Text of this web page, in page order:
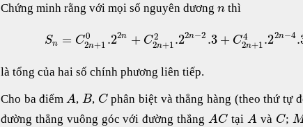
Chứng minh rằng với mọi số nguyên dương n thì
Sn = C0
2n+1 .22n + C2
2n+1.22n−2 .3 + C4
2n+1.22n−4
là tổng của hai số chính phương liên tiếp.
Cho ba điểm A, B, Cphân biệt và thẳng hàng (theo thứ tự
đường thẳng vuông góc với đường thẳngAC tạiA và C;